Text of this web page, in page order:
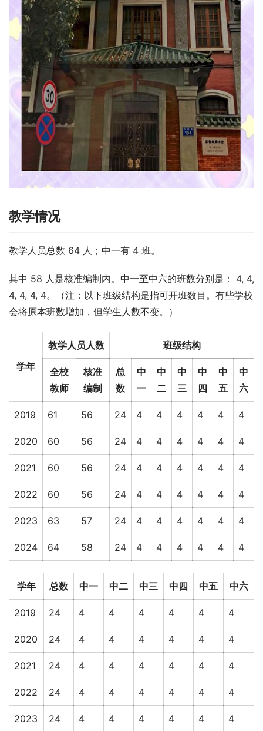
教学情况
教学人员总数 64 人；中一有 4 班。
其中 58 人是核准编制内。中一至中六的班数分别是： 4, 4,
4, 4, 4, 4。（注：以下班级结构是指可开班数目。有些学校
会将原本班数增加，但学生人数不变。）
学年
教学人员人数 班级结构
全校
教师
核准
编制
总
数
中
一
中
二
中
三
中
四
中
五
中
六
2019 61 56 24 4 4 4 4 4 4
2020 60 56 24 4 4 4 4 4 4
2021 60 56 24 4 4 4 4 4 4
2022 60 56 24 4 4 4 4 4 4
2023 63 57 24 4 4 4 4 4 4
2024 64 58 24 4 4 4 4 4 4
学年 总数 中一 中二 中三 中四 中五 中六
2019 24 4 4 4 4 4 4
2020 24 4 4 4 4 4 4
2021 24 4 4 4 4 4 4
2022 24 4 4 4 4 4 4
2023 24 4 4 4 4 4 4